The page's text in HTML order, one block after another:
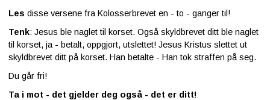
Les disse versene fra Kolosserbrevet en - to - ganger til!
Tenk: Jesus ble naglet til korset. Også skyldbrevet ditt ble naglet
til korset, ja - betalt, oppgjort, utslettet! Jesus Kristus slettet ut
skyldbrevet ditt på korset. Han betalte - Han tok straffen på seg.
Du går fri!
Ta i mot - det gjelder deg også - det er ditt!